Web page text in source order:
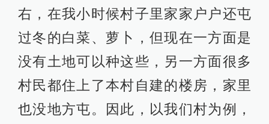
右，在我小时候村子里家家户户还屯
过冬的白菜、萝卜，但现在一方面是
没有土地可以种这些，另一方面很多
村民都住上了本村自建的楼房，家里
也没地方屯。因此，以我们村为例，